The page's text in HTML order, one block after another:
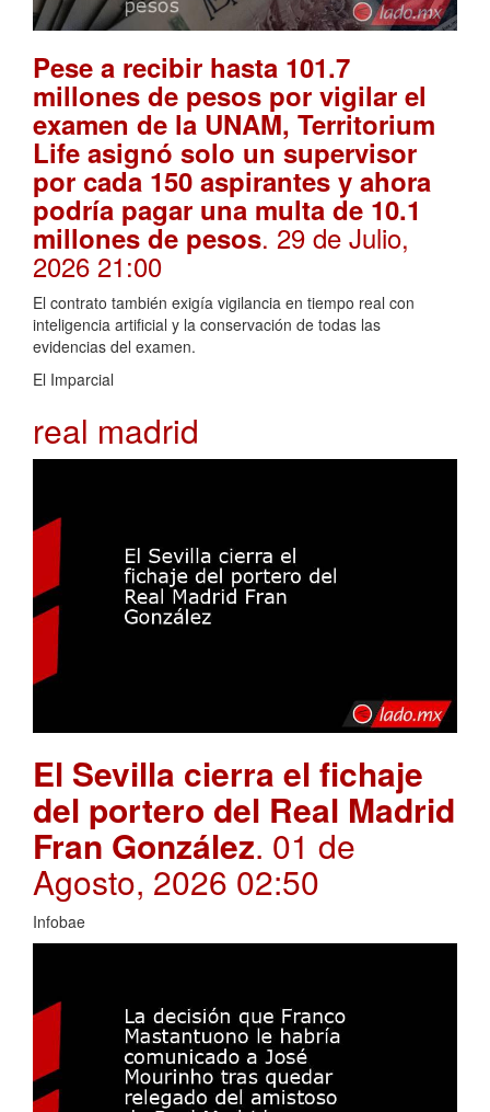
Pese a recibir hasta 101.7
millones de pesos por vigilar el
examen de la UNAM, Territorium
Life asignó solo un supervisor
por cada 150 aspirantes y ahora
podría pagar una multa de 10.1
millones de pesos. 29 de Julio,
2026 21:00
El contrato también exigía vigilancia en tiempo real con
inteligencia artificial y la conservación de todas las
evidencias del examen.
El Imparcial
real madrid
El Sevilla cierra el fichaje
del portero del Real Madrid
Fran González. 01 de
Agosto, 2026 02:50
Infobae